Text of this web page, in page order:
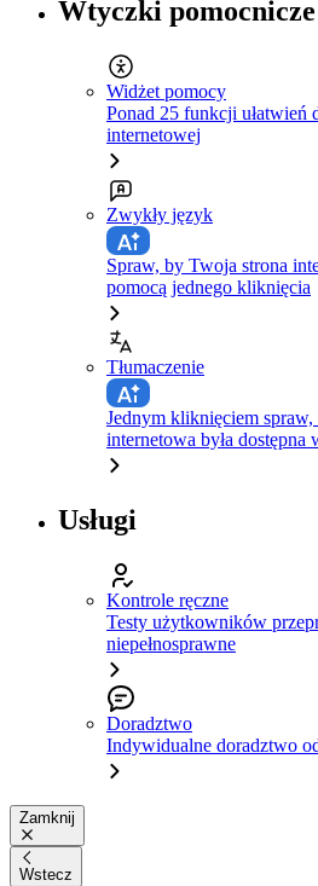
Wtyczki pomocnicze
Widżet pomocy
Ponad 25 funkcji ułatwień
internetowej
Zwykły język
Spraw, by Twoja strona
pomocą jednego kliknięcia
Tłumaczenie
Jednym kliknięciem
internetowa była
Usługi
Kontrole ręczne
Testy użytkowników
niepełnosprawne
Doradztwo
Indywidualne doradztwo
Zamknij
Wstecz